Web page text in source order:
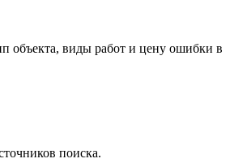
объекта, виды работ и цену ошибки в
поиска.